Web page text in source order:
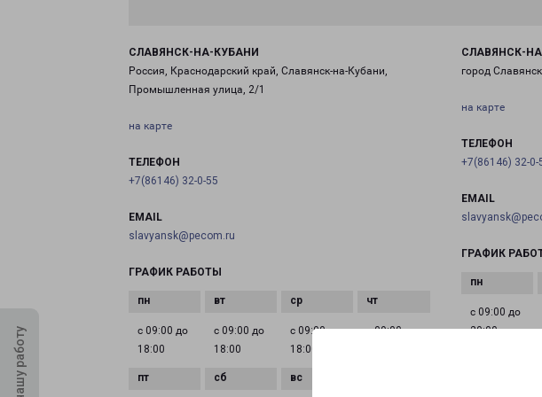
СЛАВЯНСК-НА-КУБАНИ
Россия, Краснодарский край, Славянск-на-Кубани,
Промышленная улица, 2/1
на карте
ТЕЛЕФОН
+7(86146) 32-0-55
EMAIL
slavyansk@pecom.ru
ГРАФИК РАБОТЫ
с 09:00 до
18:00
с 09:00 до
18:00
с 09:00 до
18:00
с 09:00 до
СЛАВЯНСК-
город
на карте
ТЕЛЕФОН
+7(86146) 32-0-
EMAIL
ГРАФИК
с 09:00 до
20:00